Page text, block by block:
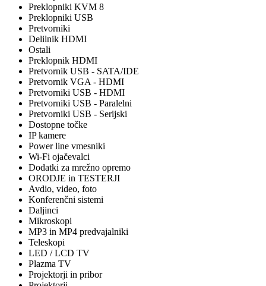
Preklopniki KVM 8
Preklopniki USB
Pretvorniki
Delilnik HDMI
Ostali
Preklopnik HDMI
Pretvornik USB - SATA/IDE
Pretvornik VGA - HDMI
Pretvorniki USB - HDMI
Pretvorniki USB - Paralelni
Pretvorniki USB - Serijski
Dostopne točke
IP kamere
Power line vmesniki
Wi-Fi ojačevalci
Dodatki za mrežno opremo
ORODJE in TESTERJI
Avdio, video, foto
Konferenčni sistemi
Daljinci
Mikroskopi
MP3 in MP4 predvajalniki
Teleskopi
LED / LCD TV
Plazma TV
Projektorji in pribor